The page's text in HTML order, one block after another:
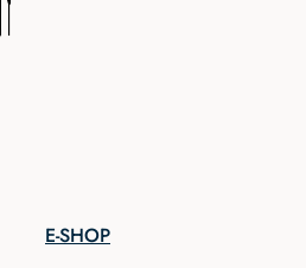
E-SHOP